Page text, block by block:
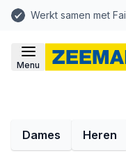
Werkt samen met
Menu
Dames Heren